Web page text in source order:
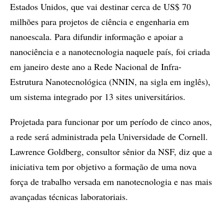
Estados Unidos, que vai destinar cerca de US$ 70
milhões para projetos de ciência e engenharia em
nanoescala. Para difundir informação e apoiar a
nanociência e a nanotecnologia naquele país, foi criada
em janeiro deste ano a Rede Nacional de Infra-
Estrutura Nanotecnológica (NNIN, na sigla em inglês),
um sistema integrado por 13 sites universitários.
Projetada para funcionar por um período de cinco anos,
a rede será administrada pela Universidade de Cornell.
Lawrence Goldberg, consultor sênior da NSF, diz que a
iniciativa tem por objetivo a formação de uma nova
força de trabalho versada em nanotecnologia e nas mais
avançadas técnicas laboratoriais.